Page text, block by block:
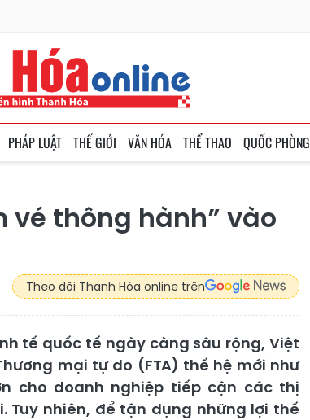
PHÁP LUẬT THẾ GIỚI VĂN HÓA THỂ THAO QUỐC PHÒNG
vé thông hành” vào
Theo dõi Thanh Hóa online trên
tế quốc tế ngày càng sâu rộng, Việt
mại tự do (FTA) thế hệ mới như
lớn cho doanh nghiệp tiếp cận các thị
Tuy nhiên, để tận dụng những lợi thế